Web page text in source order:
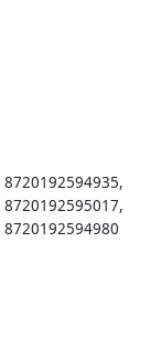
8720192594935,
8720192595017,
8720192594980